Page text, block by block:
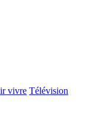
vivre Télévision